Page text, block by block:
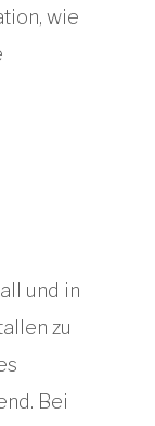
wie
und in
zu
Bei